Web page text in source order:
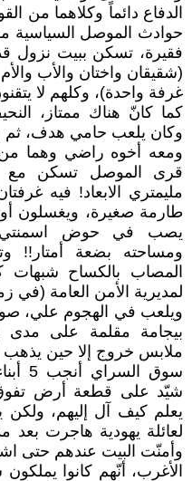
الدفاع دائماً وكلاهما من
حوادث الموصل السياسية
فقيرة، تسكن ببيت نزول
(شقيقان واختان والأب
غرفة واحدة)، وكلهم لا
كما كانّ هناك ممتاز،
وكان يلعب حامي هدف، ثم
ومعه أخوه راضي وهما
قرى الموصل تسكن
مليمتري الابعاد! فيه
طارمة صغيرة، ويغسلون
يصب في حوض اسمنتي
ومساحته بضعة أمتار!!
المصاب بالكساح شبهات
لمديرية الأمن العامة
ويلعب في الهجوم علي،
بيجامة مقلمة على مدى
ملابس خروج إلا حين
سوق
شيّد على قطعة أرض تفوق
يعلم كيف آل إليهم، ولكن
لعائلة يهودية هاجرت بعد
وأمنّت البيت عندهم حتى